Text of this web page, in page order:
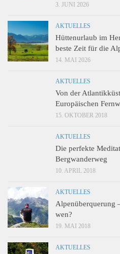
3. JUNI 2026
AKTUELLES
Hüttenurlaub im
beste Zeit für die
14. MAI 2026
AKTUELLES
Von der
Europäischen
15. OKTOBER 2018
AKTUELLES
Die perfekte
Bergwanderweg
10. APRIL 2018
AKTUELLES
Alpenüberquerung
wen?
19. MAI 2018
AKTUELLES